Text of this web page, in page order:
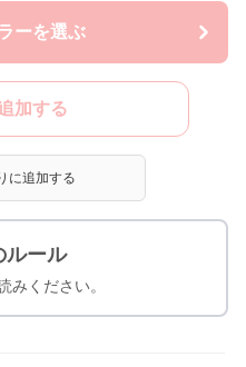
ーを選ぶ
加する
に追加する
ルール
みください。